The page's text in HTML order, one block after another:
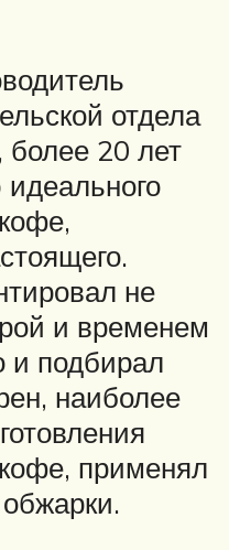
отдела
20 лет
не
и временем
и подбирал
наиболее
применял